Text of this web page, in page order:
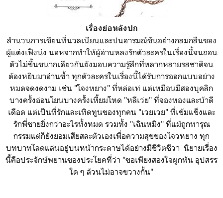
เรื่องย่อหลังปก
สำนวนการเขียนที่นวลเนียนและปนอารมณ์ขันอย่างกลมกลืนของ
ผู้แต่งเฟิงน่ง นอหจากทำให้ผู้อ่านหลงรักตัวละครในเรื่องนี้จนถอน
ตัวไม่ขึ้นขนากเดียวกันยังมอบความรู้สึกที่หลากหลายรสชาติจน
ต้องหยิบมาอ่านซ้ำ ทุกตัวละครในเรื่องนี้ได้รับการออกแบบอย่าง
หมดจดงดงาม เช่น "โจงหยาง" ที่หล่อเท่ แต่เหมือนมีสองบุคลิก
บางครั้งอ่อนโยนบางครั้งเหี้ยมโหด "หลีเว่ย" ที่จองหองและบ้าดี
เดือด แต่เป็นที่รักและเทิดทูนของทุกคน "เวยเวย" ที่เข้มแข็งและ
รักพี่ชายยิ่งกว่าอะไรทั้งหมด รวมทั้ง "เฉินหมิง" ที่แม้ถูกทารุณ
กรรมแต่ก็ยังยอมเสียสละตัวเองเพื่อความสุขของโจวหยาง ทุก
บทบาทโลดแล่นอยู่บนหน้ากระดาษได้อย่างมีชีวิตชีวา นิยายเรื่อง
นี้คือประจักษ์พยานของประโยคที่ว่า "ขอเพียงสองใจผูกพัน อุปสรร
ใด ๆ ล้วนไม่อาจขวางกั้น"